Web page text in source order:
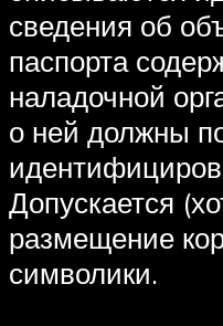
сведения об
паспорта
наладочной
о ней должны
Допускается
размещение
символики.